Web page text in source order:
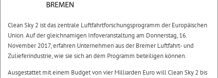
Clean Sky 2 ist das zentrale Luftfahrtforschungsprogramm der Europäischen
Union. Auf der gleichnamigen Infoveranstaltung am Donnerstag, 16.
November 2017, erfahren Unternehmen aus der Bremer Luftfahrt- und
Zulieferindustrie, wie sie sich an dem Programm beteiligen können.
Ausgestattet mit einem Budget von vier Milliarden Euro will Clean Sky 2 bis